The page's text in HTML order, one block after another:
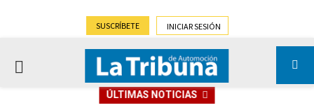
SUSCRÍBETE INICIAR SESIÓN
PRIMARY
ÚLTIMAS NOTICIAS